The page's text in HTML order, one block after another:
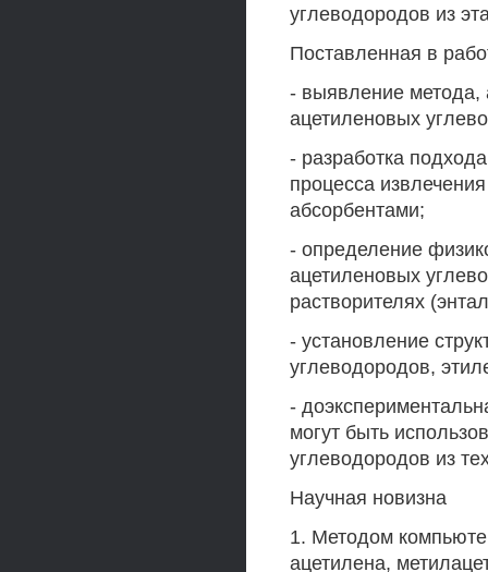
углеводородов из
Поставленная в
- выявление метода,
ацетиленовых
- разработка
процесса
абсорбентами;
- определение
ацетиленовых
растворителях
- установление
углеводородов,
-
могут быть
углеводородов из
Научная новизна
1. Методом
ацетилена,